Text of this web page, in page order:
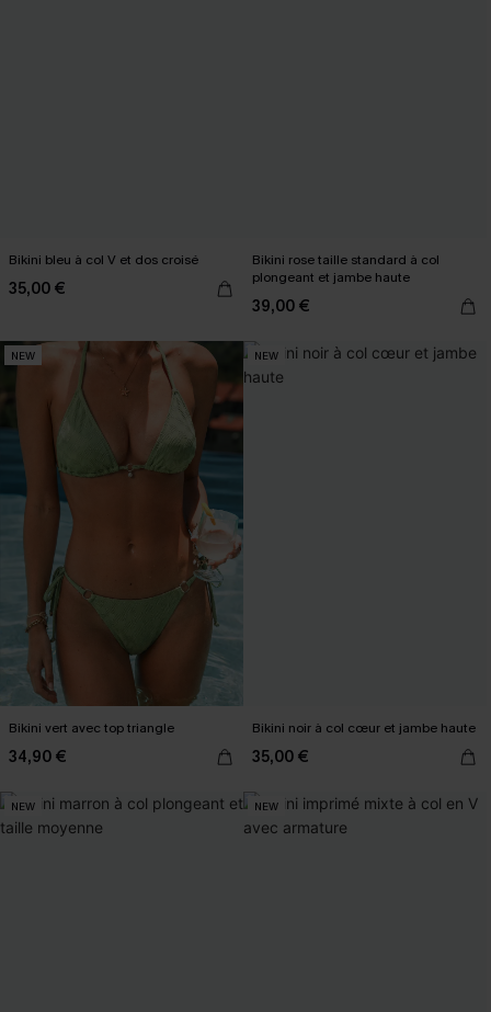
Bikini bleu à col V et dos croisé
35,00 €
Bikini rose taille standard à col
plongeant et jambe haute
39,00 €
NEW
Bikini vert avec top triangle
34,90 €
NEW
Bikini noir à col cœur et jambe haute
35,00 €
NEW NEW